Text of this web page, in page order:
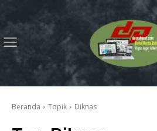
Beranda Topik Diknas